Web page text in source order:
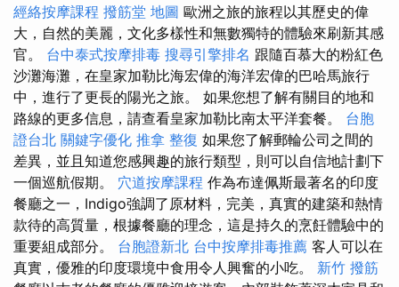
經絡按摩課程 撥筋堂 地圖 歐洲之旅的旅程以其歷史的偉
大，自然的美麗，文化多樣性和無數獨特的體驗來刷新其感
官。 台中泰式按摩排毒 搜尋引擎排名 跟隨百慕大的粉紅色
沙灘海灘，在皇家加勒比海宏偉的海洋宏偉的巴哈馬旅行
中，進行了更長的陽光之旅。 如果您想了解有關目的地和
路線的更多信息，請查看皇家加勒比南太平洋套餐。 台胞
證台北 關鍵字優化 推拿 整復 如果您了解郵輪公司之間的
差異，並且知道您感興趣的旅行類型，則可以自信地計劃下
一個巡航假期。 穴道按摩課程 作為布達佩斯最著名的印度
餐廳之一，Indigo強調了原材料，完美，真實的建築和熱情
款待的高質量，根據餐廳的理念，這是持久的烹飪體驗中的
重要組成部分。 台胞證新北 台中按摩排毒推薦 客人可以在
真實，優雅的印度環境中食用令人興奮的小吃。 新竹 撥筋